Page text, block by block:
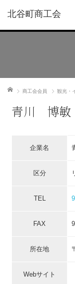
北谷町商工会
ホーム 商工会会員 観光・
青川 博敏
企業名
区分
TEL
FAX
所在地
Webサイト